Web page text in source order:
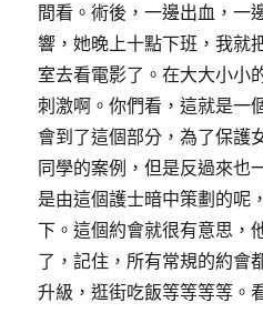
間看。術後，一邊出血，一
響，她晚上十點下班，我就
室去看電影了。在大大小小
刺激啊。你們看，這就是一
會到了這個部分，為了保護
同學的案例，但是反過來也
是由這個護士暗中策劃的呢
下。這個約會就很有意思，
了，記住，所有常規的約會
升級，逛街吃飯等等等等。